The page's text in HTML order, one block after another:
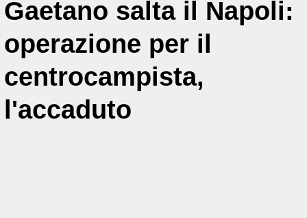
Gaetano salta il Napoli:
operazione per il
centrocampista,
l'accaduto